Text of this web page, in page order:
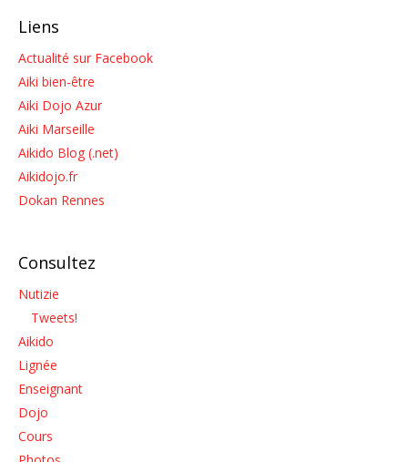
Liens
Actualité sur Facebook
Aiki bien-être
Aiki Dojo Azur
Aiki Marseille
Aikido Blog (.net)
Aikidojo.fr
Dokan Rennes
Consultez
Nutizie
Tweets!
Aikido
Lignée
Enseignant
Dojo
Cours